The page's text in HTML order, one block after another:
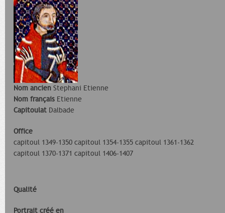
Nom ancien Stephani Etienne
Nom français Etienne
Capitoulat Dalbade
Office
capitoul 1349-1350 capitoul 1354-1355 capitoul 1361-1362
capitoul 1370-1371 capitoul 1406-1407
Qualité
Portrait créé en